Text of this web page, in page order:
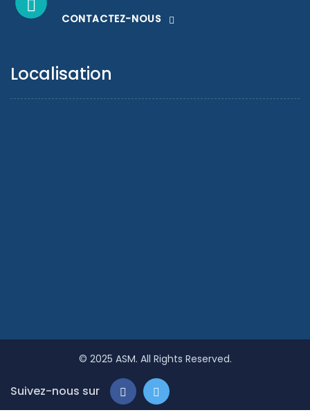
CONTACTEZ-NOUS
Localisation
© 2025 ASM. All Rights Reserved.
Suivez-nous sur